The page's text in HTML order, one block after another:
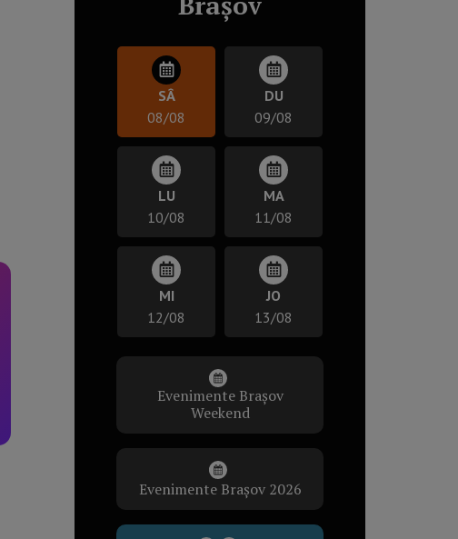
SÂ
08/08
DU
09/08
LU
10/08
MA
11/08
MI
12/08
JO
13/08
Evenimente Brașov
Weekend
Evenimente Brașov 2026